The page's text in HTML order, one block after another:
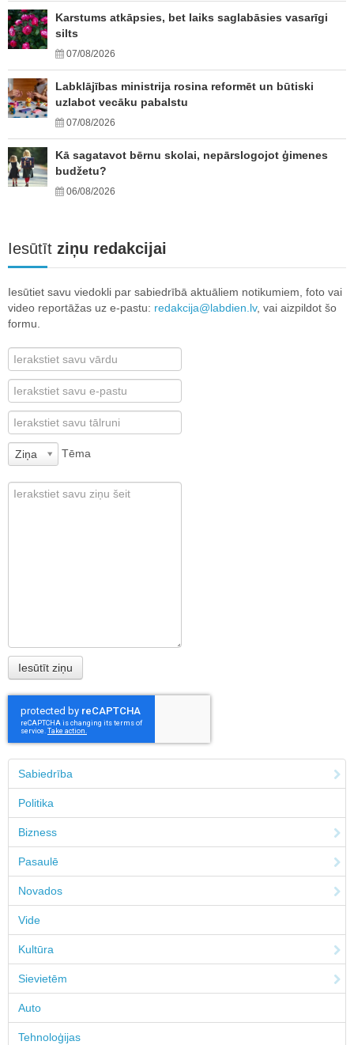
Karstums atkāpsies, bet laiks saglabāsies vasarīgi
silts
07/08/2026
Labklājības ministrija rosina reformēt un būtiski
uzlabot vecāku pabalstu
07/08/2026
Kā sagatavot bērnu skolai, nepārslogojot ģimenes
budžetu?
06/08/2026
Iesūtīt ziņu redakcijai
Iesūtiet savu viedokli par sabiedrībā aktuāliem notikumiem, foto vai
video reportāžas uz e-pastu: redakcija@labdien.lv, vai aizpildot šo
formu.
Ziņa Tēma
Sabiedrība
Politika
Bizness
Pasaulē
Novados
Vide
Kultūra
Sievietēm
Auto
Tehnoloģijas